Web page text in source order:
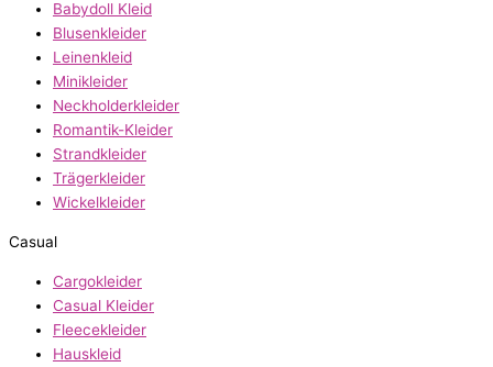
Babydoll Kleid
Blusenkleider
Leinenkleid
Minikleider
Neckholderkleider
Romantik-Kleider
Strandkleider
Trägerkleider
Wickelkleider
Casual
Cargokleider
Casual Kleider
Fleecekleider
Hauskleid